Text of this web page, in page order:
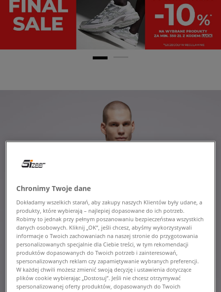
Chronimy Twoje dane
Dokładamy wszelkich starań, aby zakupy naszych Klientów były udane, a
produkty, które wybierają – najlepiej dopasowane do ich potrzeb.
Robimy to jednak przy pełnym poszanowaniu bezpieczeństwa wszystkich
danych osobowych. Kliknij „OK”, jeśli chcesz, abyśmy wykorzystywali
informacje o Twoich zachowaniach na naszej stronie do przygotowania
personalizowanych specjalnie dla Ciebie treści, w tym rekomendacji
produktów dopasowanych do Twoich potrzeb i zainteresowań,
spersonalizowanych reklam czy zapamiętywanie wybranych preferencji.
W każdej chwili możesz zmienić swoją decyzję i ustawienia dotyczące
plików cookie wybierając „Dostosuj”. Jeśli nie chcesz otrzymywać
spersonalizowanej oferty produktów, dopasowanych do Twoich